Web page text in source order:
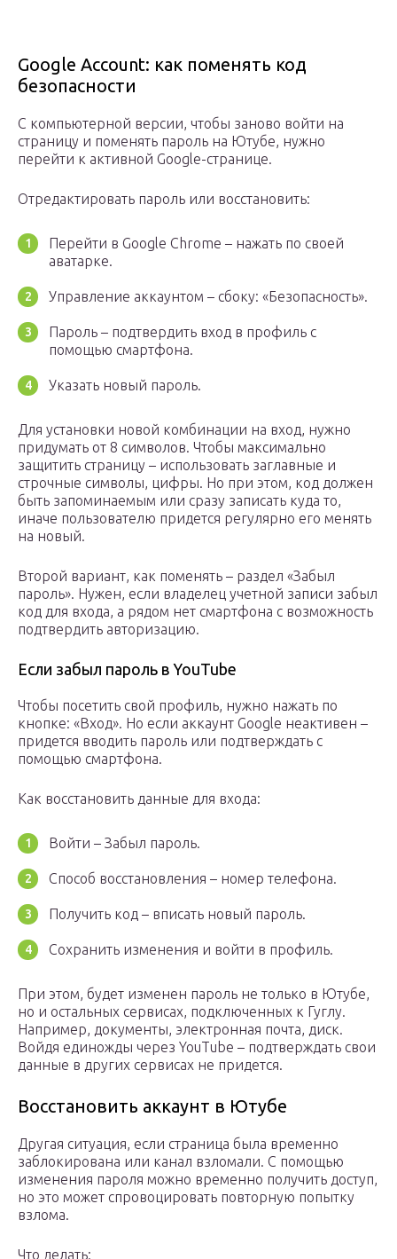
Google Account: как поменять код
безопасности
С компьютерной версии, чтобы заново войти на
страницу и поменять пароль на Ютубе, нужно
перейти к активной Google-странице.
Отредактировать пароль или восстановить:
Перейти в Google Chrome – нажать по своей
аватарке.
Управление аккаунтом – сбоку: «Безопасность».
Пароль – подтвердить вход в профиль с
помощью смартфона.
Указать новый пароль.
Для установки новой комбинации на вход, нужно
придумать от 8 символов. Чтобы максимально
защитить страницу – использовать заглавные и
строчные символы, цифры. Но при этом, код должен
быть запоминаемым или сразу записать куда то,
иначе пользователю придется регулярно его менять
на новый.
Второй вариант, как поменять – раздел «Забыл
пароль». Нужен, если владелец учетной записи забыл
код для входа, а рядом нет смартфона с возможность
подтвердить авторизацию.
Если забыл пароль в YouTube
Чтобы посетить свой профиль, нужно нажать по
кнопке: «Вход». Но если аккаунт Google неактивен –
придется вводить пароль или подтверждать с
помощью смартфона.
Как восстановить данные для входа:
Войти – Забыл пароль.
Способ восстановления – номер телефона.
Получить код – вписать новый пароль.
Сохранить изменения и войти в профиль.
При этом, будет изменен пароль не только в Ютубе,
но и остальных сервисах, подключенных к Гуглу.
Например, документы, электронная почта, диск.
Войдя единожды через YouTube – подтверждать свои
данные в других сервисах не придется.
Восстановить аккаунт в Ютубе
Другая ситуация, если страница была временно
заблокирована или канал взломали. С помощью
изменения пароля можно временно получить доступ,
но это может спровоцировать повторную попытку
взлома.
Что делать: